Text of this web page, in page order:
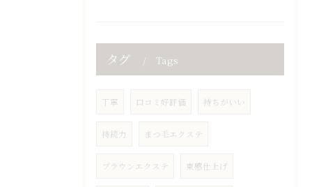
タグ Tags
丁寧 口コミ好評価 持ちがいい
持続力 まつ毛エクステ
ブラウンエクステ 束感仕上げ